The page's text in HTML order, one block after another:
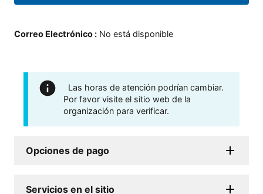
Correo Electrónico : No está disponible
Las horas de atención podrían cambiar.
Por favor visite el sitio web de la
organización para verificar.
Opciones de pago
Servicios en el sitio